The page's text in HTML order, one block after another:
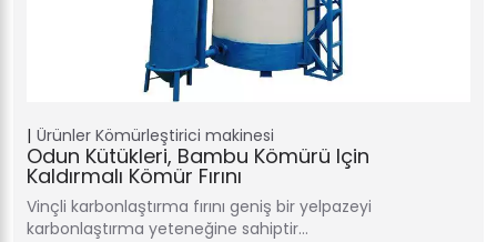
Ürünler Kömürleştirici makinesi
Odun Kütükleri, Bambu Kömürü Için
Kaldırmalı Kömür Fırını
Vinçli karbonlaştırma fırını geniş bir yelpazeyi
karbonlaştırma yeteneğine sahiptir…